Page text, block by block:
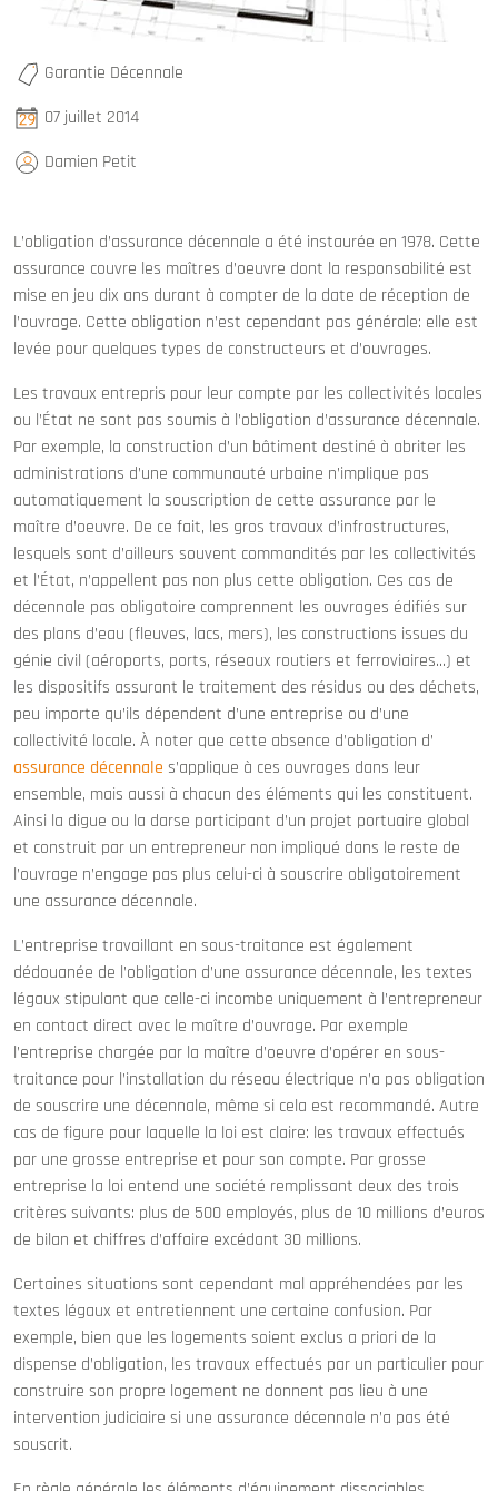
Garantie Décennale
07 juillet 2014
Damien Petit
L’obligation d’assurance décennale a été instaurée en 1978. Cette
assurance couvre les maîtres d’oeuvre dont la responsabilité est
mise en jeu dix ans durant à compter de la date de réception de
l’ouvrage. Cette obligation n’est cependant pas générale: elle est
levée pour quelques types de constructeurs et d’ouvrages.
Les travaux entrepris pour leur compte par les collectivités locales
ou l’État ne sont pas soumis à l’obligation d’assurance décennale.
Par exemple, la construction d’un bâtiment destiné à abriter les
administrations d’une communauté urbaine n’implique pas
automatiquement la souscription de cette assurance par le
maître d’oeuvre. De ce fait, les gros travaux d’infrastructures,
lesquels sont d’ailleurs souvent commandités par les collectivités
et l’État, n’appellent pas non plus cette obligation. Ces cas de
décennale pas obligatoire comprennent les ouvrages édifiés sur
des plans d’eau (fleuves, lacs, mers), les constructions issues du
génie civil (aéroports, ports, réseaux routiers et ferroviaires...) et
les dispositifs assurant le traitement des résidus ou des déchets,
peu importe qu’ils dépendent d’une entreprise ou d’une
collectivité locale. À noter que cette absence d’obligation d’
assurance décennale s’applique à ces ouvrages dans leur
ensemble, mais aussi à chacun des éléments qui les constituent.
Ainsi la digue ou la darse participant d’un projet portuaire global
et construit par un entrepreneur non impliqué dans le reste de
l’ouvrage n’engage pas plus celui-ci à souscrire obligatoirement
une assurance décennale.
L’entreprise travaillant en sous-traitance est également
dédouanée de l’obligation d’une assurance décennale, les textes
légaux stipulant que celle-ci incombe uniquement à l’entrepreneur
en contact direct avec le maître d’ouvrage. Par exemple
l’entreprise chargée par la maître d’oeuvre d’opérer en sous-
traitance pour l’installation du réseau électrique n’a pas obligation
de souscrire une décennale, même si cela est recommandé. Autre
cas de figure pour laquelle la loi est claire: les travaux effectués
par une grosse entreprise et pour son compte. Par grosse
entreprise la loi entend une société remplissant deux des trois
critères suivants: plus de 500 employés, plus de 10 millions d’euros
de bilan et chiffres d’affaire excédant 30 millions.
Certaines situations sont cependant mal appréhendées par les
textes légaux et entretiennent une certaine confusion. Par
exemple, bien que les logements soient exclus a priori de la
dispense d’obligation, les travaux effectués par un particulier pour
construire son propre logement ne donnent pas lieu à une
intervention judiciaire si une assurance décennale n’a pas été
souscrit.